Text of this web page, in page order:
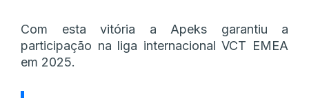
Com esta vitória a Apeks garantiu a
participação na liga internacional VCT EMEA
em 2025.